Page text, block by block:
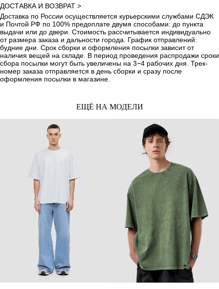
ДОСТАВКА И ВОЗВРАТ >
Доставка по России осуществляется курьерскими службами СДЭК
и Почтой РФ по 100% предоплате двумя способами: до пункта
выдачи или до двери. Стоимость рассчитывается индивидуально
от размера заказа и дальности города. График отправлений:
будние дни. Срок сборки и оформления посылки зависит от
наличия вещей на складе. В период проведения распродажи сроки
сбора посылки могут быть увеличены на 3−4 рабочих дня. Трек-
номер заказа отправляется в день сборки и сразу после
оформления посылки в магазине.
ЕЩЁ НА МОДЕЛИ
ПОМОЩЬ
БЫСТРАЯ СВЯЗЬ
+7 495 640 01 33
ТЕЛЕГРАММ